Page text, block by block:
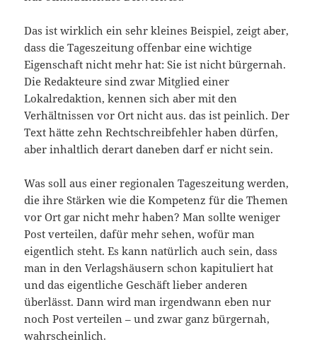
Das ist wirklich ein sehr kleines Beispiel, zeigt aber,
dass die Tageszeitung offenbar eine wichtige
Eigenschaft nicht mehr hat: Sie ist nicht bürgernah.
Die Redakteure sind zwar Mitglied einer
Lokalredaktion, kennen sich aber mit den
Verhältnissen vor Ort nicht aus. das ist peinlich. Der
Text hätte zehn Rechtschreibfehler haben dürfen,
aber inhaltlich derart daneben darf er nicht sein.
Was soll aus einer regionalen Tageszeitung werden,
die ihre Stärken wie die Kompetenz für die Themen
vor Ort gar nicht mehr haben? Man sollte weniger
Post verteilen, dafür mehr sehen, wofür man
eigentlich steht. Es kann natürlich auch sein, dass
man in den Verlagshäusern schon kapituliert hat
und das eigentliche Geschäft lieber anderen
überlässt. Dann wird man irgendwann eben nur
noch Post verteilen – und zwar ganz bürgernah,
wahrscheinlich.